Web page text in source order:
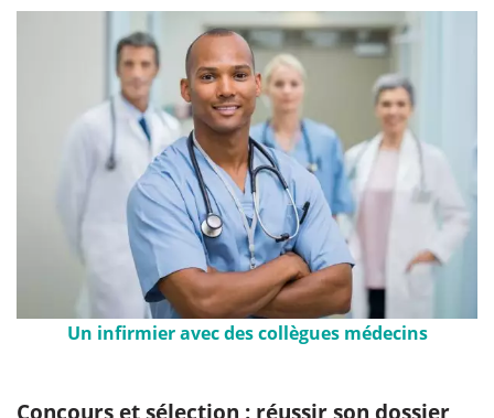
Un infirmier avec des collègues médecins